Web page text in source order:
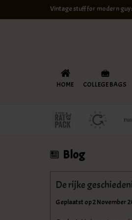
Vintage stuff for modern
HOME COLLEGE BAGS
Blog
De rijke
Geplaatst op2 November